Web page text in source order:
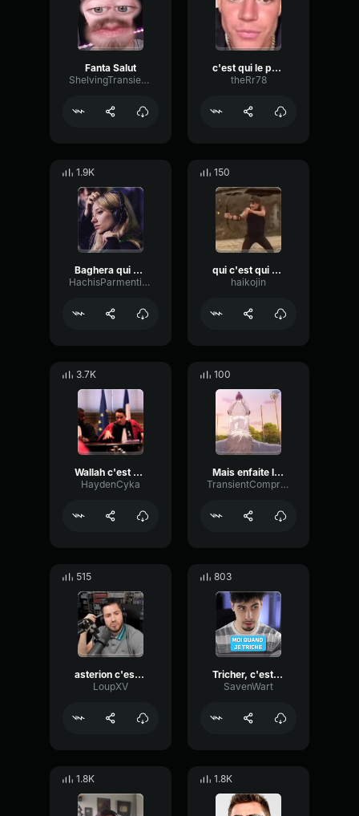
Fanta Salut
ShelvingTransientTempo74952
c'est qui le patron
theRr78
1.9K
Baghera qui crie OUAIS OUAIS OUAISSS
HachisParmentiermiam
150
qui c'est qui a toucher à dorian MisterV
haikojin
3.7K
Wallah c'est pas moi
HaydenCyka
100
Mais enfaite l handicaper c vraiment toi
TransientCompressorCompressor43462
515
asterion c'est pas une deviance
LoupXV
803
Tricher, c'est pas si facile
SavenWart
1.8K 1.8K